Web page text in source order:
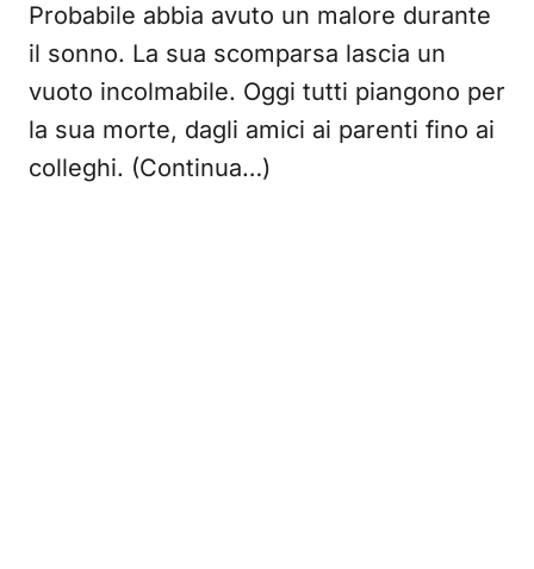
Probabile abbia avuto un malore durante
il sonno. La sua scomparsa lascia un
vuoto incolmabile. Oggi tutti piangono per
la sua morte, dagli amici ai parenti fino ai
colleghi. (Continua…)